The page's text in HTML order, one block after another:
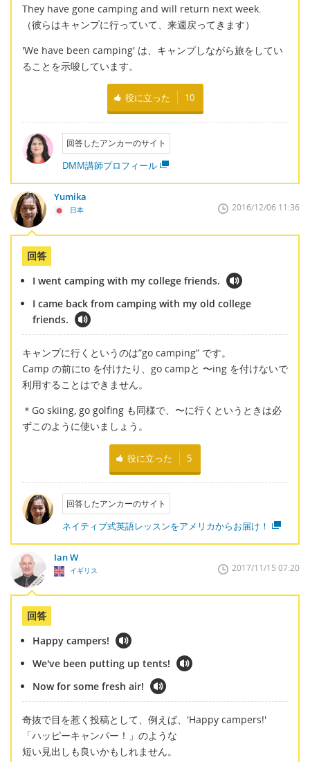
They have gone camping and will return next week.
（彼らはキャンプに行っていて、来週戻ってきます）
'We have been camping' は、キャンプしながら旅をしてい
ることを示唆しています。
役に立った 10
回答したアンカーのサイト
DMM講師プロフィール
Yumika
日本 2016/12/06 11:36
回答
I went camping with my college friends.
I came back from camping with my old college
friends.
キャンプに行くというのは”go camping” です。
Camp の前にto を付けたり、go campと 〜ing を付けないで
利用することはできません。
＊Go skiing, go golfing も同様で、〜に行くというときは必
ずこのように使いましょう。
役に立った 5
回答したアンカーのサイト
ネイティブ式英語レッスンをアメリカからお届け！
Ian W
イギリス 2017/11/15 07:20
回答
Happy campers!
We've been putting up tents!
Now for some fresh air!
奇抜で目を惹く投稿として、例えば、'Happy campers!'
「ハッピーキャンパー！」のような
短い見出しも良いかもしれません。